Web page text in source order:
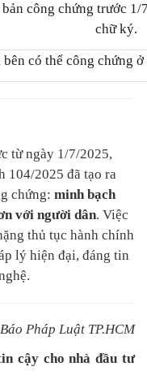
bản công chứng trước
chữ ký.
bên có thể công chứng
từ ngày 1/7/2025,
104/2025 đã tạo ra
chứng: minh bạch
với người dân. Việc
thủ tục hành chính
lý hiện đại, đáng tin
Pháp Luật TP.HCM
cậy cho nhà đầu tư